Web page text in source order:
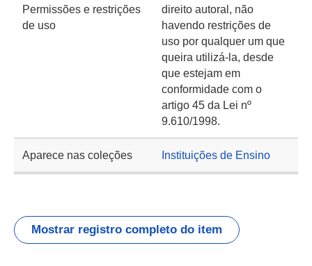
Permissões e restrições
de uso
direito autoral, não
havendo restrições de
uso por qualquer um que
queira utilizá-la, desde
que estejam em
conformidade com o
artigo 45 da Lei nº
9.610/1998.
Aparece nas coleções Instituições de Ensino
Mostrar registro completo do item